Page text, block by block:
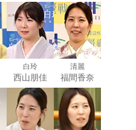
白玲
西山朋佳
清麗
福間香奈